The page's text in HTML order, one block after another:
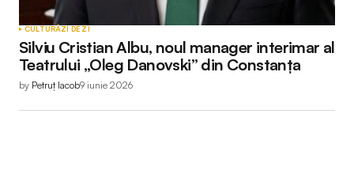
CULTURĂZI DE ZI
Silviu Cristian Albu, noul manager interimar al
Teatrului „Oleg Danovski” din Constanța
by Petruț Iacob9 iunie 2026